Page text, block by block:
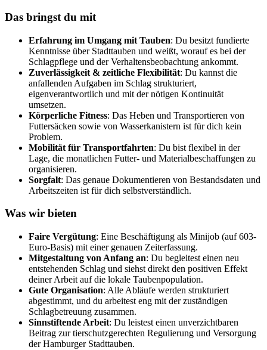
Das bringst du mit
Erfahrung im Umgang mit Tauben: Du besitzt fundierte
Kenntnisse über Stadttauben und weißt, worauf es bei der
Schlagpflege und der Verhaltensbeobachtung ankommt.
Zuverlässigkeit & zeitliche Flexibilität: Du kannst die
anfallenden Aufgaben im Schlag strukturiert,
eigenverantwortlich und mit der nötigen Kontinuität
umsetzen.
Körperliche Fitness: Das Heben und Transportieren von
Futtersäcken sowie von Wasserkanistern ist für dich kein
Problem.
Mobilität für Transportfahrten: Du bist flexibel in der
Lage, die monatlichen Futter- und Materialbeschaffungen zu
organisieren.
Sorgfalt: Das genaue Dokumentieren von Bestandsdaten und
Arbeitszeiten ist für dich selbstverständlich.
Was wir bieten
Faire Vergütung: Eine Beschäftigung als Minijob (auf 603-
Euro-Basis) mit einer genauen Zeiterfassung.
Mitgestaltung von Anfang an: Du begleitest einen neu
entstehenden Schlag und siehst direkt den positiven Effekt
deiner Arbeit auf die lokale Taubenpopulation.
Gute Organisation: Alle Abläufe werden strukturiert
abgestimmt, und du arbeitest eng mit der zuständigen
Schlagbetreuung zusammen.
Sinnstiftende Arbeit: Du leistest einen unverzichtbaren
Beitrag zur tierschutzgerechten Regulierung und Versorgung
der Hamburger Stadttauben.